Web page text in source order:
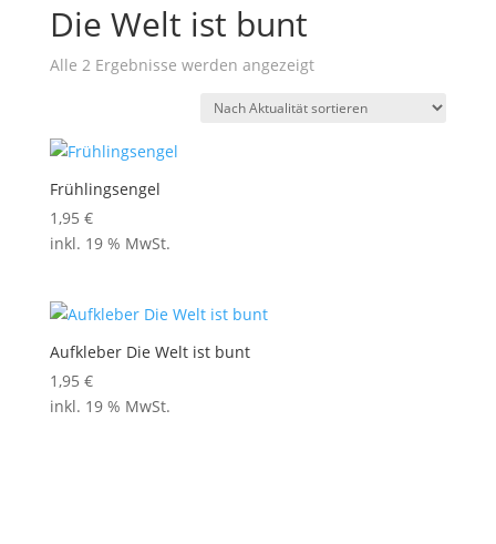
Die Welt ist bunt
Alle 2 Ergebnisse werden angezeigtNach
sortiert
Frühlingsengel
1,95 €
inkl. 19 % MwSt.
Aufkleber Die Welt ist bunt
1,95 €
inkl. 19 % MwSt.